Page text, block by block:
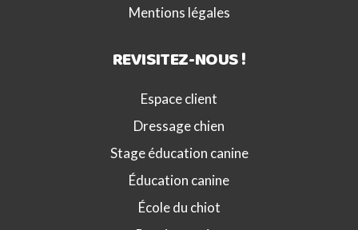
Mentions légales
REVISITEZ-NOUS !
Espace client
Dressage chien
Stage éducation canine
Éducation canine
École du chiot